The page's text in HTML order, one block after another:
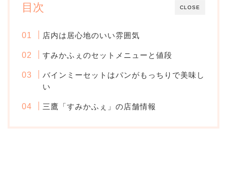
CLOSE
目次
店内は居心地のいい雰囲気
すみかふぇのセットメニューと値段
バインミーセットはパンがもっちりで美味し
い
三鷹「すみかふぇ」の店舗情報